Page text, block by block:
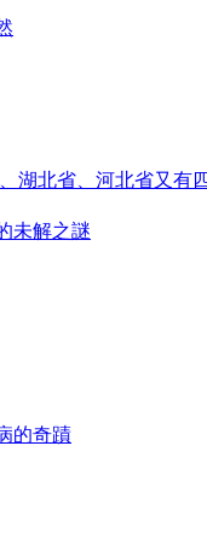
湖北省、河北省又有
未解之謎
的奇蹟